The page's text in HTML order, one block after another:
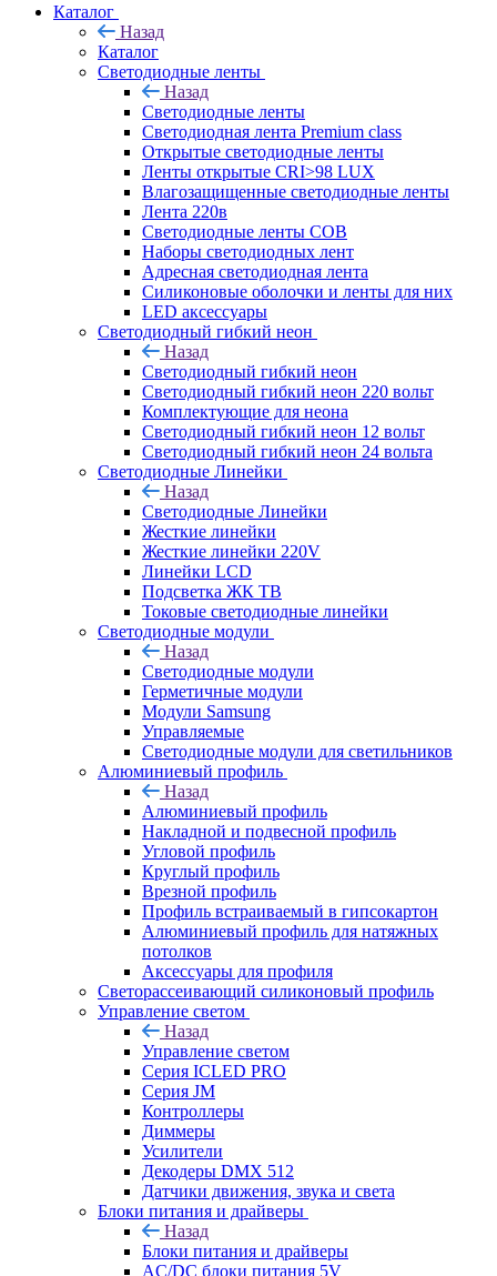
Каталог
Назад
Каталог
Светодиодные ленты
Назад
Светодиодные ленты
Светодиодная лента Premium class
Открытые светодиодные ленты
Ленты открытые CRI>98 LUX
Влагозащищенные светодиодные ленты
Лента 220в
Светодиодные ленты COB
Наборы светодиодных лент
Адресная светодиодная лента
Силиконовые оболочки и ленты для них
LED аксессуары
Светодиодный гибкий неон
Назад
Светодиодный гибкий неон
Светодиодный гибкий неон 220 вольт
Комплектующие для неона
Светодиодный гибкий неон 12 вольт
Светодиодный гибкий неон 24 вольта
Светодиодные Линейки
Назад
Светодиодные Линейки
Жесткие линейки
Жесткие линейки 220V
Линейки LCD
Подсветка ЖК ТВ
Токовые светодиодные линейки
Светодиодные модули
Назад
Светодиодные модули
Герметичные модули
Модули Samsung
Управляемые
Светодиодные модули для светильников
Алюминиевый профиль
Назад
Алюминиевый профиль
Накладной и подвесной профиль
Угловой профиль
Круглый профиль
Врезной профиль
Профиль встраиваемый в гипсокартон
Алюминиевый профиль для натяжных
потолков
Аксессуары для профиля
Светорассеивающий силиконовый профиль
Управление светом
Назад
Управление светом
Серия ICLED PRO
Серия JM
Контроллеры
Диммеры
Усилители
Декодеры DMX 512
Датчики движения, звука и света
Блоки питания и драйверы
Назад
Блоки питания и драйверы
AC/DC блоки питания 5V